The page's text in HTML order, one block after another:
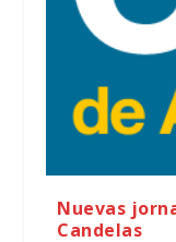
Nuevas
Candelas